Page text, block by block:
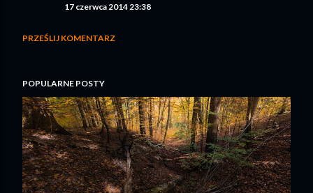
17 czerwca 2014 23:38
PRZEŚLIJ KOMENTARZ
POPULARNE POSTY